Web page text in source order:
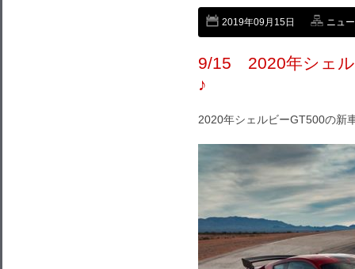
2019年09月15日 ニュ
9/15 2020年シェル
♪
2020年シェルビーGT500の新